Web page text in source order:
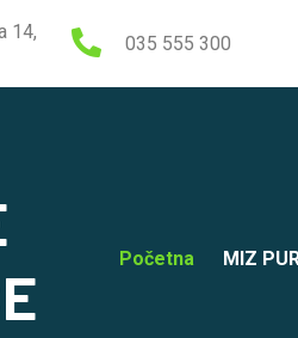
14,
035 555 300
Početna MIZ